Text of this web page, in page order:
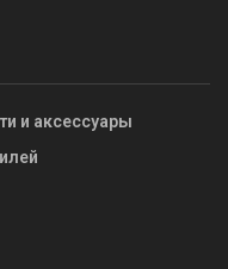
и аксессуары